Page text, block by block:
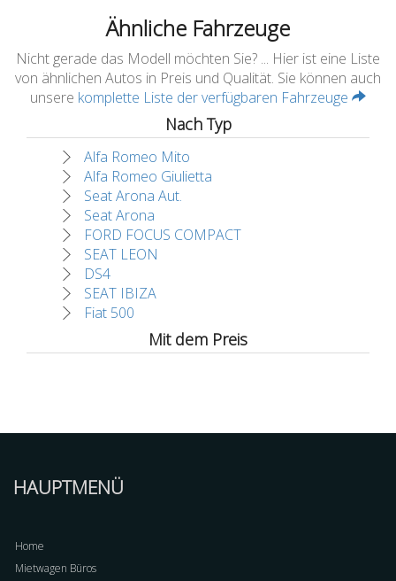
Ähnliche Fahrzeuge
Nicht gerade das Modell möchten Sie? ... Hier ist eine Liste
von ähnlichen Autos in Preis und Qualität. Sie können auch
unsere komplette Liste der verfügbaren Fahrzeuge
Nach Typ
Alfa Romeo Mito
Alfa Romeo Giulietta
Seat Arona Aut.
Seat Arona
FORD FOCUS COMPACT
SEAT LEON
DS4
SEAT IBIZA
Fiat 500
Mit dem Preis
HAUPTMENÜ
Home
Mietwagen Büros